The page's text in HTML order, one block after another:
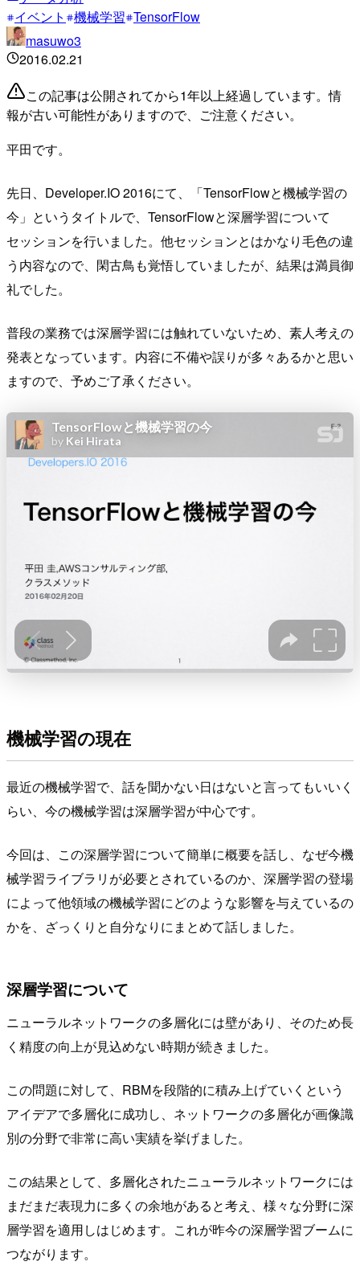
イベント
機械学習 TensorFlow
masuwo3
2016.02.21
この記事は公開されてから1年以上経過しています。情
報が古い可能性がありますので、ご注意ください。
平田です。
先日、Developer.IO 2016にて、「TensorFlowと機械学習の
今」というタイトルで、TensorFlowと深層学習について
セッションを行いました。他セッションとはかなり毛色の違
う内容なので、閑古鳥も覚悟していましたが、結果は満員御
礼でした。
普段の業務では深層学習には触れていないため、素人考えの
発表となっています。内容に不備や誤りが多々あるかと思い
ますので、予めご了承ください。
機械学習の現在
最近の機械学習で、話を聞かない日はないと言ってもいいく
らい、今の機械学習は深層学習が中心です。
今回は、この深層学習について簡単に概要を話し、なぜ今機
械学習ライブラリが必要とされているのか、深層学習の登場
によって他領域の機械学習にどのような影響を与えているの
かを、ざっくりと自分なりにまとめて話しました。
深層学習について
ニューラルネットワークの多層化には壁があり、そのため長
く精度の向上が見込めない時期が続きました。
この問題に対して、RBMを段階的に積み上げていくという
アイデアで多層化に成功し、ネットワークの多層化が画像識
別の分野で非常に高い実績を挙げました。
この結果として、多層化されたニューラルネットワークには
まだまだ表現力に多くの余地があると考え、様々な分野に深
層学習を適用しはじめます。これが昨今の深層学習ブームに
つながります。